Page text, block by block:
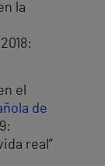
la
el
de
real”